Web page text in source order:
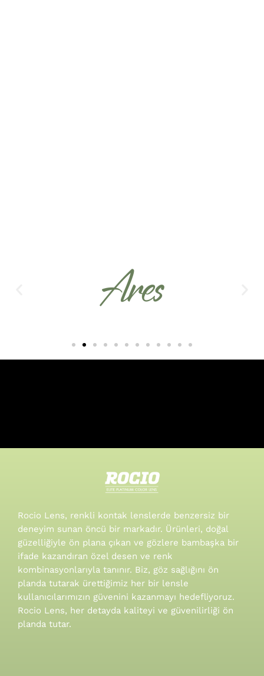
Rocio Lens, renkli kontak lenslerde benzersiz bir
deneyim sunan öncü bir markadır. Ürünleri, doğal
güzelliğiyle ön plana çıkan ve gözlere bambaşka bir
ifade kazandıran özel desen ve renk
kombinasyonlarıyla tanınır. Biz, göz sağlığını ön
planda tutarak ürettiğimiz her bir lensle
kullanıcılarımızın güvenini kazanmayı hedefliyoruz.
Rocio Lens, her detayda kaliteyi ve güvenilirliği ön
planda tutar.